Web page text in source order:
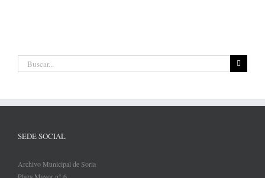
Buscar:
SEDE SOCIAL
Archivo Municipal de Soria